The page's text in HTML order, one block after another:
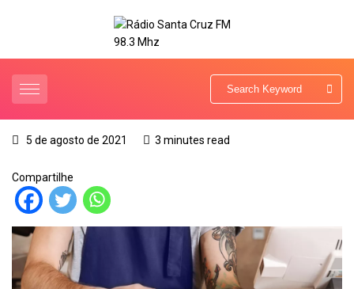
5 de agosto de 2021 3 minutes read
Compartilhe